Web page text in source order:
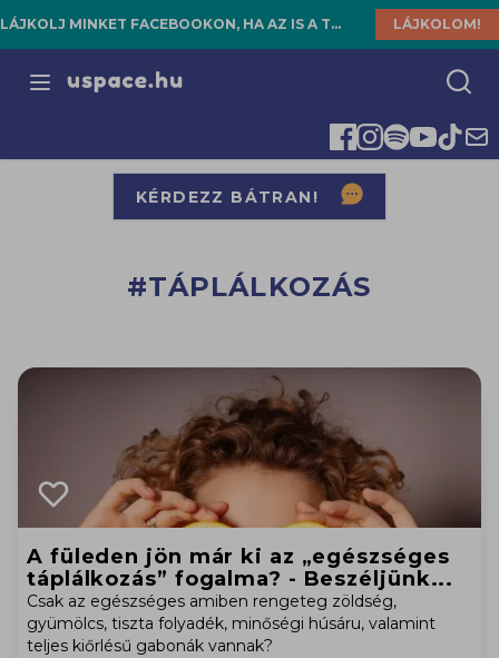
KÖVETEM!
Open menu
KÉRDEZZ BÁTRAN!
#TÁPLÁLKOZÁS
A füleden jön már ki az „egészséges
táplálkozás” fogalma? - Beszéljünk...
Csak az egészséges amiben rengeteg zöldség,
gyümölcs, tiszta folyadék, minőségi húsáru, valamint
teljes kiőrlésű gabonák vannak?